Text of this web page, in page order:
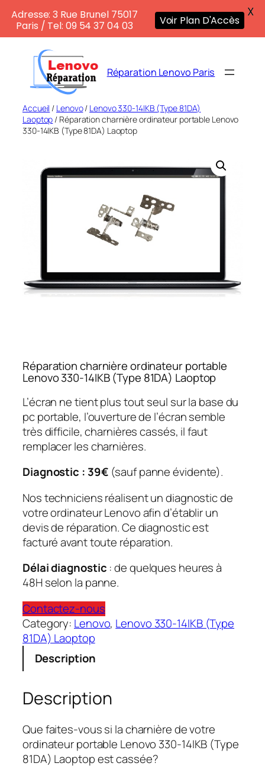
contenu
Réparation Lenovo Paris
Accueil / Lenovo/ Lenovo 330-14IKB (Type 81DA)
Laoptop / Réparation charnière ordinateur portable Lenovo
330-14IKB (Type 81DA) Laoptop
Réparation charnière ordinateur portable
Lenovo 330-14IKB (Type 81DA) Laoptop
L’écran ne tient plus tout seul sur la base du
pc portable, l’ouverture de l’écran semble
très difficile, charnières cassés, il faut
remplacer les charnières.
Diagnostic : 39€ (sauf panne évidente).
Nos techniciens réalisent un diagnostic de
votre ordinateur Lenovo afin d’établir un
devis de réparation. Ce diagnostic est
facturé avant toute réparation.
Délai diagnostic : de quelques heures à
48H selon la panne.
Contactez-nous
Category: Lenovo, Lenovo 330-14IKB (Type
81DA) Laoptop
Description
Description
Que faites-vous si la charnière de votre
ordinateur portable Lenovo 330-14IKB (Type
81DA) Laoptop est cassée?
Adresse: 3 Rue Brunel 75017
Paris / Tel: 09 54 37 04 03
Voir Plan D'Accès
X